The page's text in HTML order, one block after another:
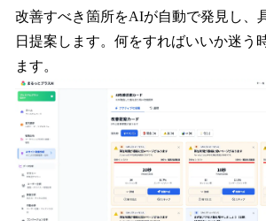
改善すべき箇所をAIが自動で発見し、
日提案します。何をすればいいか迷う
ます。